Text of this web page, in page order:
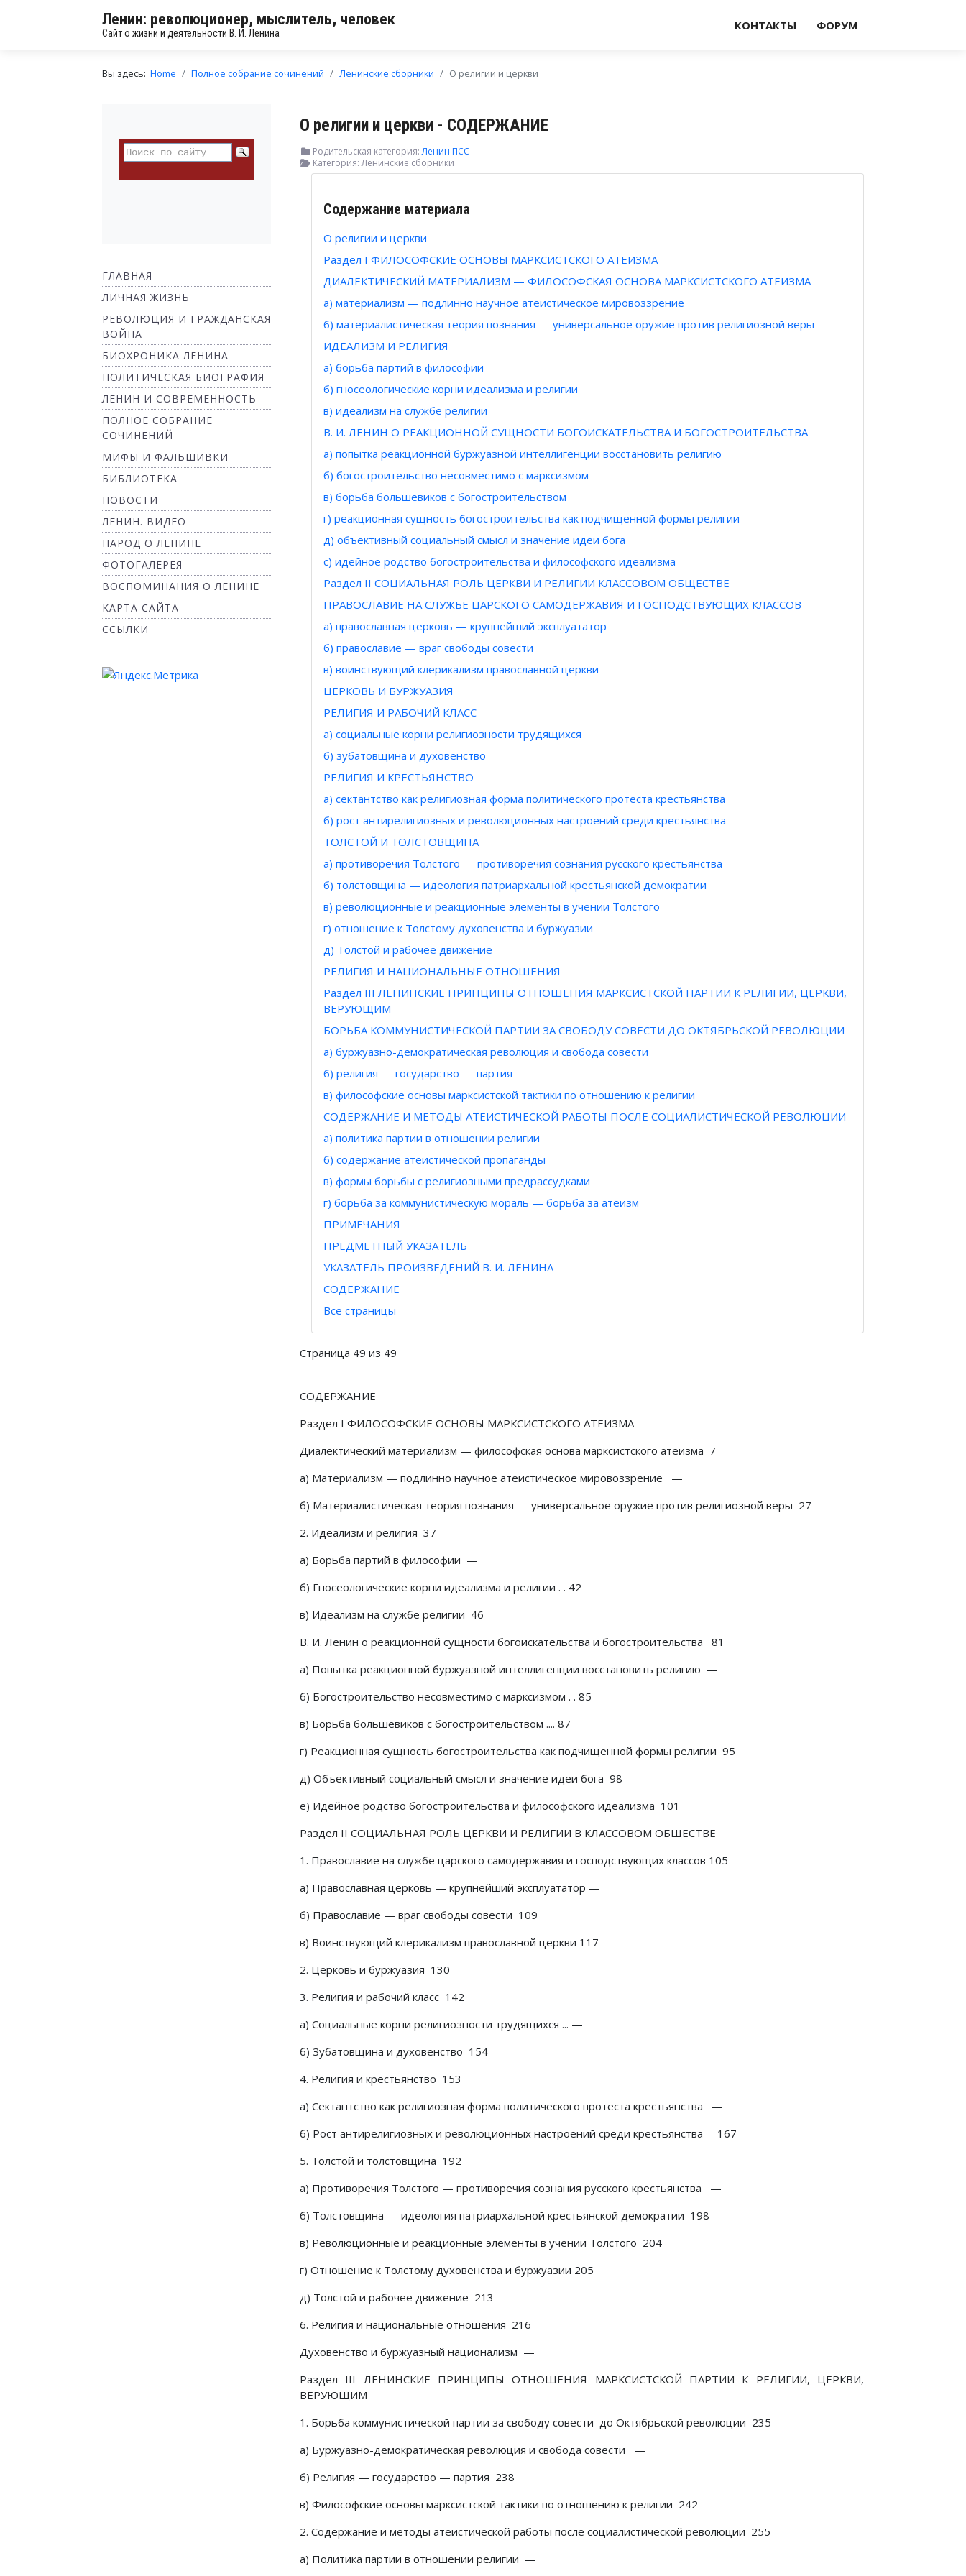
Ленин: революционер, мыслитель, человек
Сайт о жизни и деятельности В. И. Ленина
КОНТАКТЫ ФОРУМ
Вы здесь: Home Полное собрание сочинений Ленинские сборники О религии и церкви
ГЛАВНАЯ
ЛИЧНАЯ ЖИЗНЬ
РЕВОЛЮЦИЯ И ГРАЖДАНСКАЯ
ВОЙНА
БИОХРОНИКА ЛЕНИНА
ПОЛИТИЧЕСКАЯ БИОГРАФИЯ
ЛЕНИН И СОВРЕМЕННОСТЬ
ПОЛНОЕ СОБРАНИЕ
СОЧИНЕНИЙ
МИФЫ И ФАЛЬШИВКИ
БИБЛИОТЕКА
НОВОСТИ
ЛЕНИН. ВИДЕО
НАРОД О ЛЕНИНЕ
ФОТОГАЛЕРЕЯ
ВОСПОМИНАНИЯ О ЛЕНИНЕ
КАРТА САЙТА
ССЫЛКИ
О религии и церкви - СОДЕРЖАНИЕ
Родительская категория:Ленин ПСС
Категория:Ленинские сборники
Содержание материала
О религии и церкви
Раздел I ФИЛОСОФСКИЕ ОСНОВЫ МАРКСИСТСКОГО АТЕИЗМА
ДИАЛЕКТИЧЕСКИЙ МАТЕРИАЛИЗМ — ФИЛОСОФСКАЯ ОСНОВА МАРКСИСТСКОГО АТЕИЗМА
а) материализм — подлинно научное атеистическое мировоззрение
б) материалистическая теория познания — универсальное оружие против религиозной веры
ИДЕАЛИЗМ И РЕЛИГИЯ
а) борьба партий в философии
б) гносеологические корни идеализма и религии
в) идеализм на службе религии
В. И. ЛЕНИН О РЕАКЦИОННОЙ СУЩНОСТИ БОГОИСКАТЕЛЬСТВА И БОГОСТРОИТЕЛЬСТВА
а) попытка реакционной буржуазной интеллигенции восстановить религию
б) богостроительство несовместимо с марксизмом
в) борьба большевиков с богостроительством
г) реакционная сущность богостроительства как подчищенной формы религии
д) объективный социальный смысл и значение идеи бога
с) идейное родство богостроительства и философского идеализма
Раздел II СОЦИАЛЬНАЯ РОЛЬ ЦЕРКВИ И РЕЛИГИИ КЛАССОВОМ ОБЩЕСТВЕ
ПРАВОСЛАВИЕ НА СЛУЖБЕ ЦАРСКОГО САМОДЕРЖАВИЯ И ГОСПОДСТВУЮЩИХ КЛАССОВ
а) православная церковь — крупнейший эксплуататор
б) православие — враг свободы совести
в) воинствующий клерикализм православной церкви
ЦЕРКОВЬ И БУРЖУАЗИЯ
РЕЛИГИЯ И РАБОЧИЙ КЛАСС
а) социальные корни религиозности трудящихся
б) зубатовщина и духовенство
РЕЛИГИЯ И КРЕСТЬЯНСТВО
а) сектантство как религиозная форма политического протеста крестьянства
б) рост антирелигиозных и революционных настроений среди крестьянства
ТОЛСТОЙ И ТОЛСТОВЩИНА
а) противоречия Толстого — противоречия сознания русского крестьянства
б) толстовщина — идеология патриархальной крестьянской демократии
в) революционные и реакционные элементы в учении Толстого
г) отношение к Толстому духовенства и буржуазии
д) Толстой и рабочее движение
РЕЛИГИЯ И НАЦИОНАЛЬНЫЕ ОТНОШЕНИЯ
Раздел III ЛЕНИНСКИЕ ПРИНЦИПЫ ОТНОШЕНИЯ МАРКСИСТСКОЙ ПАРТИИ К РЕЛИГИИ, ЦЕРКВИ,
ВЕРУЮЩИМ
БОРЬБА КОММУНИСТИЧЕСКОЙ ПАРТИИ ЗА СВОБОДУ СОВЕСТИ ДО ОКТЯБРЬСКОЙ РЕВОЛЮЦИИ
а) буржуазно-демократическая революция и свобода совести
б) религия — государство — партия
в) философские основы марксистской тактики по отношению к религии
СОДЕРЖАНИЕ И МЕТОДЫ АТЕИСТИЧЕСКОЙ РАБОТЫ ПОСЛЕ СОЦИАЛИСТИЧЕСКОЙ РЕВОЛЮЦИИ
а) политика партии в отношении религии
б) содержание атеистической пропаганды
в) формы борьбы с религиозными предрассудками
г) борьба за коммунистическую мораль — борьба за атеизм
ПРИМЕЧАНИЯ
ПРЕДМЕТНЫЙ УКАЗАТЕЛЬ
УКАЗАТЕЛЬ ПРОИЗВЕДЕНИЙ В. И. ЛЕНИНА
СОДЕРЖАНИЕ
Все страницы
Страница 49 из 49
СОДЕРЖАНИЕ
Раздел I ФИЛОСОФСКИЕ ОСНОВЫ МАРКСИСТСКОГО АТЕИЗМА
Диалектический материализм — философская основа марксистского атеизма 7
а) Материализм — подлинно научное атеистическое мировоззрение —
б) Материалистическая теория познания — универсальное оружие против религиозной веры 27
2. Идеализм и религия 37
а) Борьба партий в философии —
б) Гносеологические корни идеализма и религии . . 42
в) Идеализм на службе религии 46
В. И. Ленин о реакционной сущности богоискательства и богостроительства 81
а) Попытка реакционной буржуазной интеллигенции восстановить религию —
б) Богостроительство несовместимо с марксизмом . . 85
в) Борьба большевиков с богостроительством .... 87
г) Реакционная сущность богостроительства как подчищенной формы религии 95
д) Объективный социальный смысл и значение идеи бога 98
е) Идейное родство богостроительства и философского идеализма 101
Раздел II СОЦИАЛЬНАЯ РОЛЬ ЦЕРКВИ И РЕЛИГИИ В КЛАССОВОМ ОБЩЕСТВЕ
1. Православие на службе царского самодержавия и господствующих классов 105
а) Православная церковь — крупнейший эксплуататор —
б) Православие — враг свободы совести 109
в) Воинствующий клерикализм православной церкви 117
2. Церковь и буржуазия 130
3. Религия и рабочий класс 142
а) Социальные корни религиозности трудящихся ... —
б) Зубатовщина и духовенство 154
4. Религия и крестьянство 153
а) Сектантство как религиозная форма политического протеста крестьянства —
б) Рост антирелигиозных и революционных настроений среди крестьянства 167
5. Толстой и толстовщина 192
а) Противоречия Толстого — противоречия сознания русского крестьянства —
б) Толстовщина — идеология патриархальной крестьянской демократии 198
в) Революционные и реакционные элементы в учении Толстого 204
г) Отношение к Толстому духовенства и буржуазии 205
д) Толстой и рабочее движение 213
6. Религия и национальные отношения 216
Духовенство и буржуазный национализм —
Раздел III ЛЕНИНСКИЕ ПРИНЦИПЫ ОТНОШЕНИЯ МАРКСИСТСКОЙ ПАРТИИ К РЕЛИГИИ, ЦЕРКВИ,
ВЕРУЮЩИМ
1. Борьба коммунистической партии за свободу совести до Октябрьской революции 235
а) Буржуазно-демократическая революция и свобода совести —
б) Религия — государство — партия 238
в) Философские основы марксистской тактики по отношению к религии 242
2. Содержание и методы атеистической работы после социалистической революции 255
а) Политика партии в отношении религии —